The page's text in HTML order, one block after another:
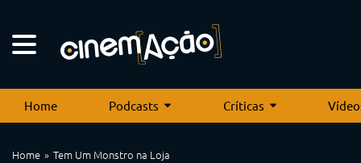
Home Podcasts Críticas
Home Tem Um Monstro na Loja